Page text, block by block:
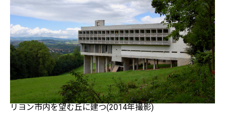
リヨン市内を望む丘に建つ(2014年撮影)